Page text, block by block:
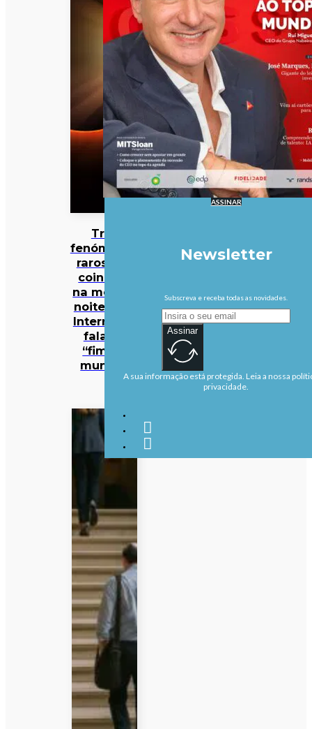
Três
fenómenos
raros vão
coincidir
na mesma
noite… e a
Internet já
fala no
“fim do
mundo”
ASSINAR
Newsletter
Subscreva e receba todas as novidades.
Assinar
A sua informação está protegida. Leia a nossa
privacidade.